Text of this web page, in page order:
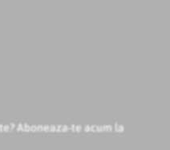
Aboneaza-te acum la